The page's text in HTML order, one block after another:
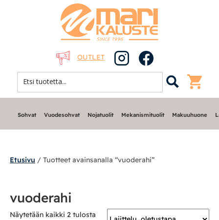
OUTLET
Nojatuolit
Sohvat Vuodesohvat Nojatuolit Mekanismituolit Makuuhuone
Etusivu / Tuotteet avainsanalla “vuoderahi”
vuoderahi
Näytetään kaikki 2 tulosta